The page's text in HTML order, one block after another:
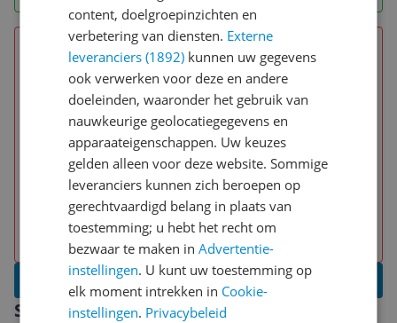
Specificaties
Kleine producten kunnen door de
gaatjes/roosters vallen en het binnenrooster is
heet en lastig te verwijderen
Baktijden en temperaturen lijken niet altijd te
kloppen; sommige gerechten worden minder
knapperig of hebben langer nodig
Door de twee kleinere manden is de capaciteit
beperkt voor grotere porties of volledige
maaltijden
Schrijf een review
content, doelgroepinzichten en
verbetering van diensten. Externe
leveranciers (1892) kunnen uw gegevens
ook verwerken voor deze en andere
doeleinden, waaronder het gebruik van
nauwkeurige geolocatiegegevens en
apparaateigenschappen. Uw keuzes
gelden alleen voor deze website. Sommige
leveranciers kunnen zich beroepen op
gerechtvaardigd belang in plaats van
toestemming; u hebt het recht om
bezwaar te maken inAdvertentie-
instellingen. U kunt uw toestemming op
elk moment intrekken in Cookie-
instellingen. Privacybeleid